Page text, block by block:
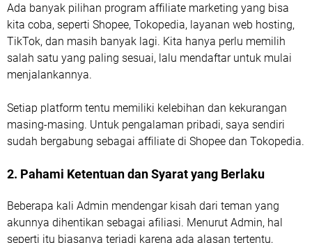
Ada banyak pilihan program affiliate marketing yang bisa
kita coba, seperti Shopee, Tokopedia, layanan web hosting,
TikTok, dan masih banyak lagi. Kita hanya perlu memilih
salah satu yang paling sesuai, lalu mendaftar untuk mulai
menjalankannya.
Setiap platform tentu memiliki kelebihan dan kekurangan
masing-masing. Untuk pengalaman pribadi, saya sendiri
sudah bergabung sebagai affiliate di Shopee dan Tokopedia.
2. Pahami Ketentuan dan Syarat yang Berlaku
Beberapa kali Admin mendengar kisah dari teman yang
akunnya dihentikan sebagai afiliasi. Menurut Admin, hal
seperti itu biasanya terjadi karena ada alasan tertentu,